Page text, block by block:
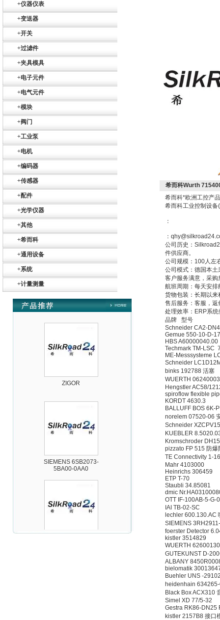
+仪器仪表
+变送器
+开关
+过滤件
+夹具模具
+电子元件
+电气元件
+模块
+阀门
+工业泵
+电机
+编码器
+传感器
+配件
+光学仪器
+其他
+希而科
+通用设备
+系统
+计量测量
SR+KH-AFB AF24-
Maschinen-
希而科Wurth
希而科*欧洲工控产
希而科工业控制设
：
：
公司历史：
件供应商。
公司规模：100人左
公司模式：德国本
客户服务满意，采购
航班周期：每天安
货物包装：长期以
售后服务：客服，
处理效率：ERP系
品牌 型号
Schneider CA2-
Gemue 550-10-D-
HBS A60000040.00
Techmark TM-LSC
ME-Messsysteme
Schneider
binks 192788 活塞
WUERTH
Hengstler AC58/
spiroflow flexible
KORDT 4630.3
BALLUFF BOS 6K-
norelem 07520-06
Schneider
KUEBLER
Kromschroder
pizzato FP 515 防爆
TE Connectivity 1-
Mahr 4103000
Heinrichs 306459
ETP T-70
Staubli 34.85081
dmic
OTT IF-100AB-5-G-
IAI TB-02-SC
lechler 600.130.AC
SIEMENS
foerster Detector
kistler 3514829
WUERTH
GUTEKUNST D-
ALBANY
bielomatik
Buehler UNS -
heidenhain
Black Box ACX310
Simel XD 77/5-32
Gestra RK86-DN25
kistler 2157B8 接口